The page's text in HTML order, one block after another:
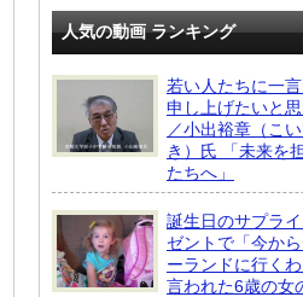
人気の動画 ランキング
若い人たちに一
申し上げたいと思
／小出裕章（こ
き）氏 「未来を
たちへ」
誕生日のサプラ
ゼントで「今か
ーランドに行く
言われた6歳の女